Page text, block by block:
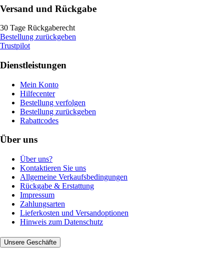
Versand und Rückgabe
30 Tage Rückgaberecht
Bestellung zurückgeben
Trustpilot
Dienstleistungen
Mein Konto
Hilfecenter
Bestellung verfolgen
Bestellung zurückgeben
Rabattcodes
Über uns
Über uns?
Kontaktieren Sie uns
Allgemeine Verkaufsbedingungen
Rückgabe & Erstattung
Impressum
Zahlungsarten
Lieferkosten und Versandoptionen
Hinweis zum Datenschutz
Unsere Geschäfte